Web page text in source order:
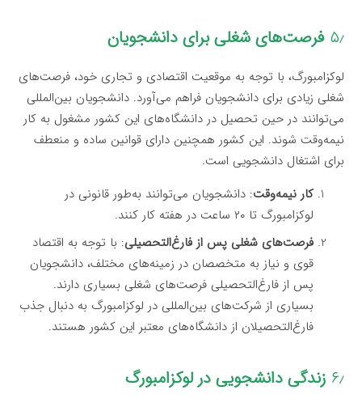
۵٫ فرصت‌های شغلی برای دانشجویان
لوکزامبورگ، با توجه به موقعیت اقتصادی و تجاری خود، فرصت‌های
شغلی زیادی برای دانشجویان فراهم می‌آورد. دانشجویان بین‌المللی
می‌توانند در حین تحصیل در دانشگاه‌های این کشور مشغول به کار
نیمه‌وقت شوند. این کشور همچنین دارای قوانین ساده و منعطف
برای اشتغال دانشجویی است.
کار نیمه‌وقت: دانشجویان می‌توانند به‌طور قانونی در
لوکزامبورگ تا ۲۰ ساعت در هفته کار کنند.
فرصت‌های شغلی پس از فارغ‌التحصیلی: با توجه به اقتصاد
قوی و نیاز به متخصصان در زمینه‌های مختلف، دانشجویان
پس از فارغ‌التحصیلی فرصت‌های شغلی بسیاری دارند.
بسیاری از شرکت‌های بین‌المللی در لوکزامبورگ به دنبال جذب
فارغ‌التحصیلان از دانشگاه‌های معتبر این کشور هستند.
۶٫ زندگی دانشجویی در لوکزامبورگ